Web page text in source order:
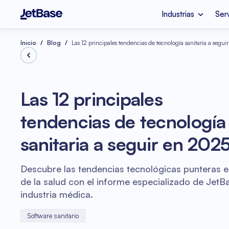
Industrias
Industrias Apple Vision Pro
Optimización de Costos
Servicios Empresa de
Refactorización
Auditoría de
Tecnologías
Vue.js
Inicio Blog Las 12 principales tendencias de tecnología sanitaria a
Las 12 principales
tendencias de tecnología
sanitaria a seguir en
Descubre las tendencias tecnológicas punteras
de la salud con el informe especializado de
industria médica.
Software sanitario